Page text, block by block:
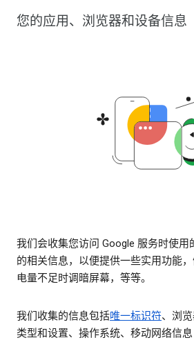
您的应用、浏览器和设备信息
我们会收集您访问 Google 服务时使用
的相关信息，以便提供一些实用功能，
电量不足时调暗屏幕，等等。
我们收集的信息包括唯一标识符、浏
类型和设置、操作系统、移动网络信